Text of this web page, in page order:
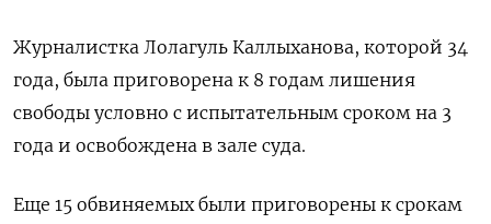
Журналистка Лолагуль Каллыханова, которой 34
года, была приговорена к 8 годам лишения
свободы условно с испытательным сроком на 3
года и освобождена в зале суда.
Еще 15 обвиняемых были приговорены к срокам